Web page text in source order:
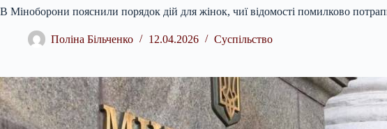
В Міноборони пояснили порядок дій для жінок, чиї відомості помилково
Поліна Більченко 12.04.2026 Суспільство